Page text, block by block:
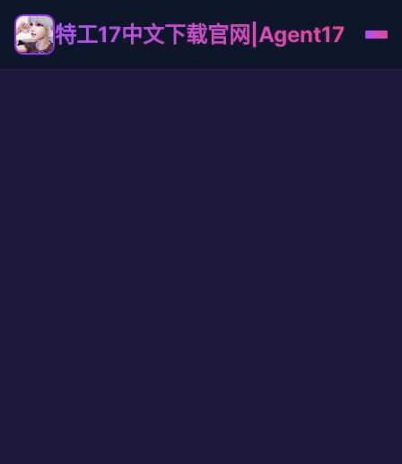
特工17中文下载官网|Agent17